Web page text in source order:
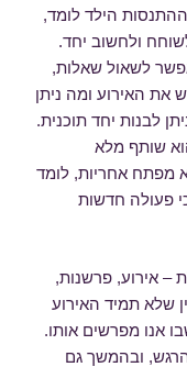
הילד לומד,
ולחשוב יחד.
לשאול שאלות,
את האירוע ומה ניתן
לבנות יחד תוכנית.
שותף מלא
מפתח אחריות, לומד
פעולה חדשות
– אירוע, פרשנות,
שלא תמיד האירוע
אנו מפרשים אותו.
ובהמשך גם